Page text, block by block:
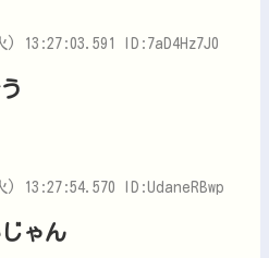
) 13:27:03.591 ID:7aD4Hz7J0
) 13:27:54.570 ID:UdaneRBwp
ゃん